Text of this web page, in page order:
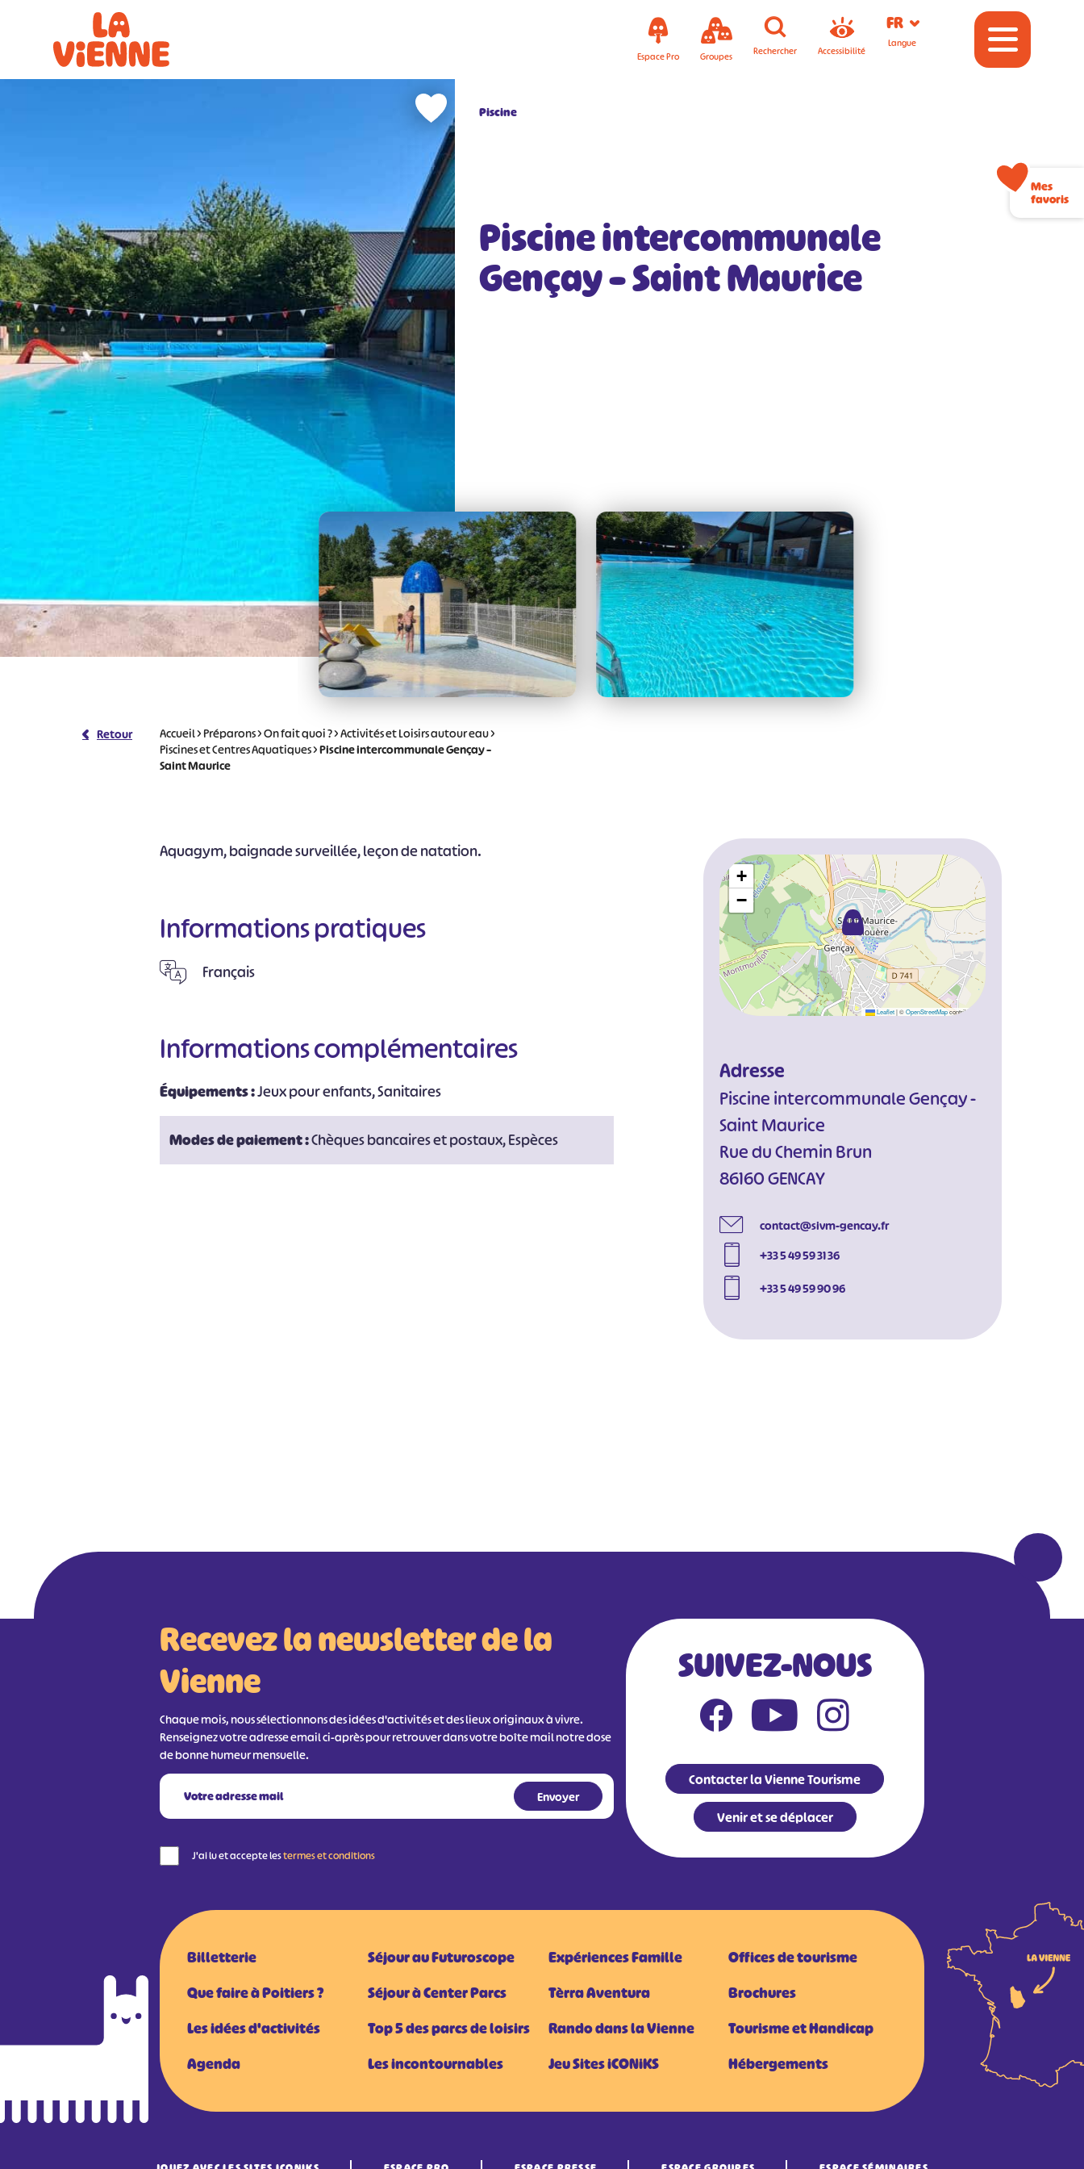
Espace Pro Groupes Rechercher Accessibilité
FR
Langue
Piscine
Piscine intercommunale
Gençay – Saint Maurice
Retour Accueil>Préparons>On fait quoi ?>Activités et Loisirs autour eau>
Piscines et Centres Aquatiques>Piscine intercommunale Gençay –
Saint Maurice
Aquagym, baignade surveillée, leçon de natation.
Informations pratiques
Français
Informations complémentaires
Équipements :Jeux pour enfants, Sanitaires
Modes de paiement :Chèques bancaires et postaux, Espèces
+
−
Leaflet|©OpenStreetMapcontributors
Adresse
Piscine intercommunale Gençay -
Saint Maurice
Rue du Chemin Brun
86160 GENCAY
contact@sivm-gencay.fr
+33 5 49 59 31 36
+33 5 49 59 90 96
Recevez la newsletter de la
Vienne
Chaque mois, nous sélectionnons des idées d'activités et des lieux originaux à vivre.
Renseignez votre adresse email ci-après pour retrouver dans votre boîte mail notre dose
de bonne humeur mensuelle.
J'ai lu et accepte lestermes et conditions
SUIVEZ-NOUS
Contacter la Vienne Tourisme
Venir et se déplacer
Billetterie
Que faire à Poitiers ?
Les idées d'activités
Agenda
Séjour au Futuroscope
Séjour à Center Parcs
Top 5 des parcs de loisirs
Les incontournables
Expériences Famille
Tèrra Aventura
Rando dans la Vienne
Jeu Sites iCONiKS
Offices de tourisme
Brochures
Tourisme et Handicap
Hébergements
Mes
favoris
Panneau de gestion des cookies